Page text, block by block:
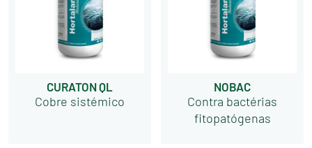
CURATON QL
Cobre sistémico
NOBAC
Contra bactérias
fitopatógenas